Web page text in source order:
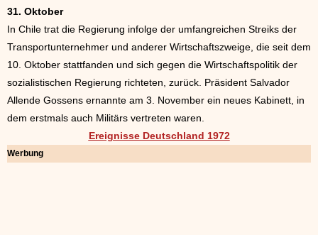
31. Oktober
In Chile trat die Regierung infolge der umfangreichen Streiks der
Transportunternehmer und anderer Wirtschaftszweige, die seit dem
10. Oktober stattfanden und sich gegen die Wirtschaftspolitik der
sozialistischen Regierung richteten, zurück. Präsident Salvador
Allende Gossens ernannte am 3. November ein neues Kabinett, in
dem erstmals auch Militärs vertreten waren.
Ereignisse Deutschland 1972
Werbung